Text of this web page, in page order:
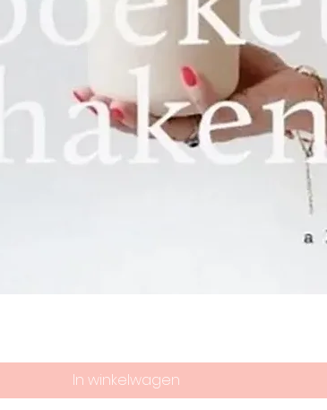
In winkelwagen